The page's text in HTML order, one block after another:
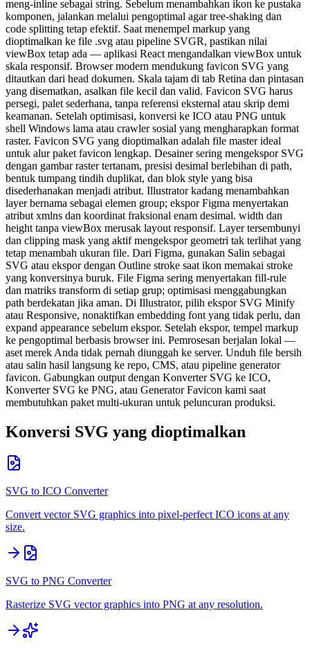
meng-inline sebagai string. Sebelum menambahkan ikon ke pustaka
komponen, jalankan melalui pengoptimal agar tree-shaking dan
code splitting tetap efektif. Saat menempel markup yang
dioptimalkan ke file .svg atau pipeline SVGR, pastikan nilai
viewBox tetap ada — aplikasi React mengandalkan viewBox untuk
skala responsif. Browser modern mendukung favicon SVG yang
ditautkan dari head dokumen. Skala tajam di tab Retina dan pintasan
yang disematkan, asalkan file kecil dan valid. Favicon SVG harus
persegi, palet sederhana, tanpa referensi eksternal atau skrip demi
keamanan. Setelah optimisasi, konversi ke ICO atau PNG untuk
shell Windows lama atau crawler sosial yang mengharapkan format
raster. Favicon SVG yang dioptimalkan adalah file master ideal
untuk alur paket favicon lengkap. Desainer sering mengekspor SVG
dengan gambar raster tertanam, presisi desimal berlebihan di path,
bentuk tumpang tindih duplikat, dan blok style yang bisa
disederhanakan menjadi atribut. Illustrator kadang menambahkan
layer bernama sebagai elemen group; ekspor Figma menyertakan
atribut xmlns dan koordinat fraksional enam desimal. width dan
height tanpa viewBox merusak layout responsif. Layer tersembunyi
dan clipping mask yang aktif mengekspor geometri tak terlihat yang
tetap menambah ukuran file. Dari Figma, gunakan Salin sebagai
SVG atau ekspor dengan Outline stroke saat ikon memakai stroke
yang konversinya buruk. File Figma sering menyertakan fill-rule
dan matriks transform di setiap grup; optimisasi menggabungkan
path berdekatan jika aman. Di Illustrator, pilih ekspor SVG Minify
atau Responsive, nonaktifkan embedding font yang tidak perlu, dan
expand appearance sebelum ekspor. Setelah ekspor, tempel markup
ke pengoptimal berbasis browser ini. Pemrosesan berjalan lokal —
aset merek Anda tidak pernah diunggah ke server. Unduh file bersih
atau salin hasil langsung ke repo, CMS, atau pipeline generator
favicon. Gabungkan output dengan Konverter SVG ke ICO,
Konverter SVG ke PNG, atau Generator Favicon kami saat
membutuhkan paket multi-ukuran untuk peluncuran produksi.
Konversi SVG yang dioptimalkan
SVG to ICO Converter
Convert vector SVG graphics into pixel-perfect ICO icons at any
size.
SVG to PNG Converter
Rasterize SVG vector graphics into PNG at any resolution.